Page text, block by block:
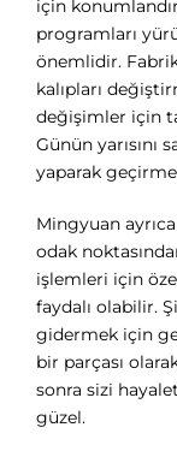
için
programları
önemlidir.
kalıpları
değişimler için
Günün yarısını
yaparak
Mingyuan
odak
işlemleri için
faydalı olabilir.
gidermek için
bir parçası
sonra sizi
güzel.